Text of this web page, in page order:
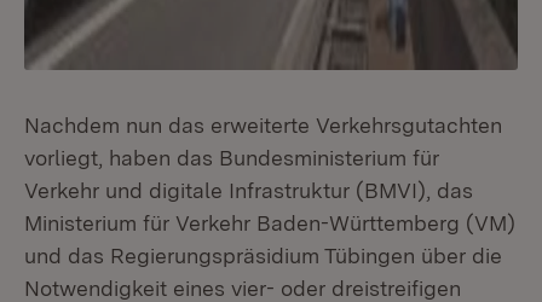
Nachdem nun das erweiterte Verkehrsgutachten
vorliegt, haben das Bundesministerium für
Verkehr und digitale Infrastruktur (BMVI), das
Ministerium für Verkehr Baden-Württemberg (VM)
und das Regierungspräsidium Tübingen über die
Notwendigkeit eines vier- oder dreistreifigen